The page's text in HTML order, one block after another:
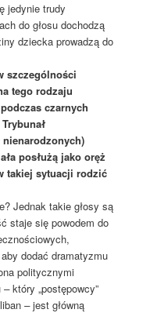
jedynie trudy
do głosu dochodzą
dziecka prowadzą do
szczególności
tego rodzaju
czarnych
posłużą jako oręż
takiej sytuacji rodzić
Jednak takie głosy są
staje się powodem do
dodać dramatyzmu
politycznymi
–który „postępowcy”
–jest główną